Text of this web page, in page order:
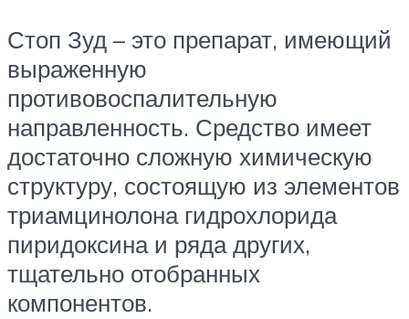
Стоп Зуд – это препарат, имеющий
выраженную
противовоспалительную
направленность. Средство имеет
достаточно сложную химическую
структуру, состоящую из элементов
триамцинолона гидрохлорида
пиридоксина и ряда других,
тщательно отобранных
компонентов.